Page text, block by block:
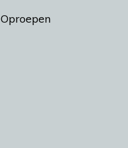
Oproepen